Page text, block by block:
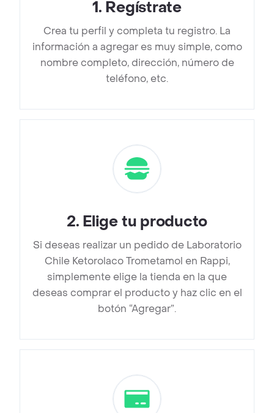
1. Regístrate
Crea tu perfil y completa tu registro. La
información a agregar es muy simple, como
nombre completo, dirección, número de
teléfono, etc.
2. Elige tu producto
Si deseas realizar un pedido de Laboratorio
Chile Ketorolaco Trometamol en Rappi,
simplemente elige la tienda en la que
deseas comprar el producto y haz clic en el
botón “Agregar”.